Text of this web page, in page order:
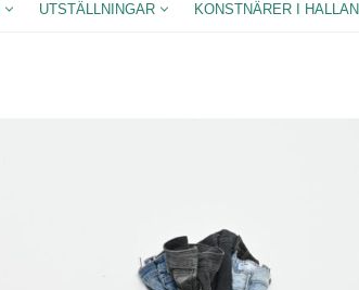
UTSTÄLLNINGAR KONSTNÄRER I